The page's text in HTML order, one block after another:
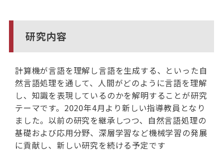
研究内容
計算機が言語を理解し言語を生成する、といった自
然言語処理を通して、人間がどのように言語を理解
し、知識を表現しているのかを解明することが研究
テーマです。2020年4月より新しい指導教員となり
ました。以前の研究を継承しつつ、自然言語処理の
基礎および応用分野、深層学習など機械学習の発展
に貢献し、新しい研究を続ける予定です